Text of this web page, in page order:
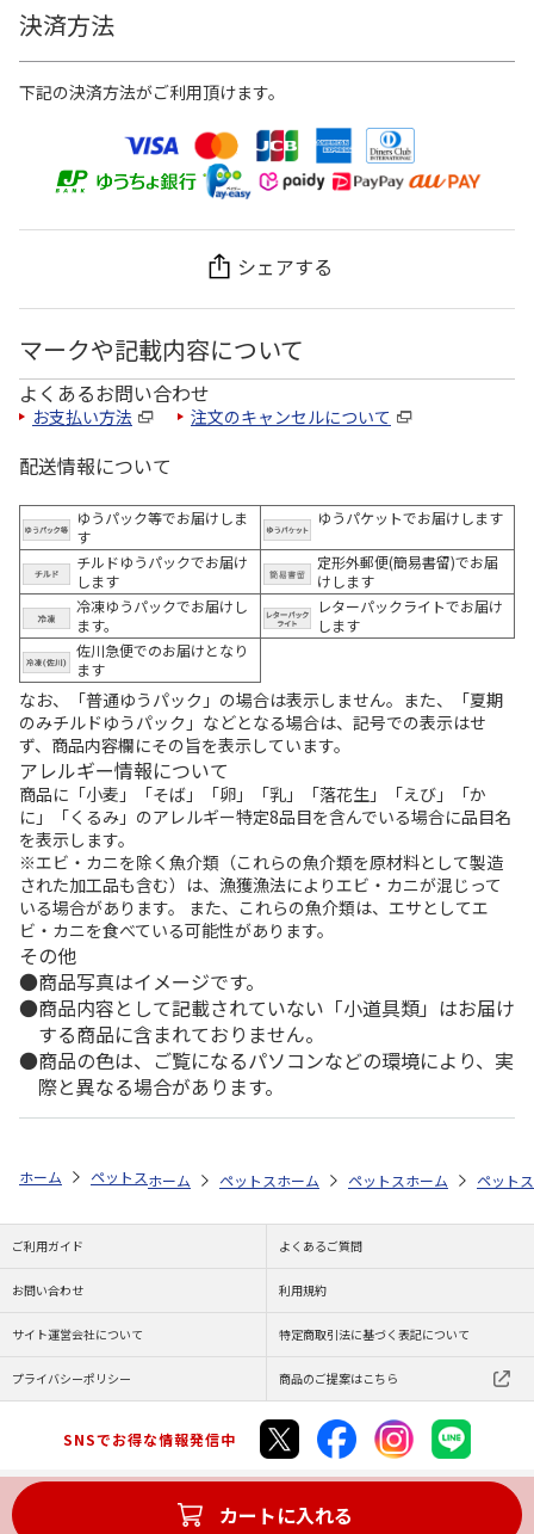
決済方法
下記の決済方法がご利用頂けます。
シェアする
マークや記載内容について
よくあるお問い合わせ
お支払い方法 注文のキャンセルについて
配送情報について
ゆうパック等でお届けしま
す
ゆうパケットでお届けします
チルドゆうパックでお届け
します
定形外郵便(簡易書留)でお届
けします
冷凍ゆうパックでお届けし
ます。
レターパックライトでお届け
します
佐川急便でのお届けとなり
ます
なお、「普通ゆうパック」の場合は表示しません。また、「夏期
のみチルドゆうパック」などとなる場合は、記号での表示はせ
ず、商品内容欄にその旨を表示しています。
アレルギー情報について
商品に「小麦」「そば」「卵」「乳」「落花生」「えび」「か
に」「くるみ」のアレルギー特定8品目を含んでいる場合に品目名
を表示します。
※エビ・カニを除く魚介類（これらの魚介類を原材料として製造
された加工品も含む）は、漁獲漁法によりエビ・カニが混じって
いる場合があります。 また、これらの魚介類は、エサとしてエ
ビ・カニを食べている可能性があります。
その他
商品写真はイメージです。
商品内容として記載されていない「小道具類」はお届け
する商品に含まれておりません。
商品の色は、ご覧になるパソコンなどの環境により、実
際と異なる場合があります。
カートに入れる
ホーム ペットストア フード フード（小動物用） モルモット
ホーム ペットストア フード フード（小動物用）
ホーム ペットストア フード
ホーム ペット
ご利用ガイド よくあるご質問
お問い合わせ 利用規約
サイト運営会社について 特定商取引法に基づく表記について
プライバシーポリシー 商品のご提案はこちら
SNSでお得な情報発信中